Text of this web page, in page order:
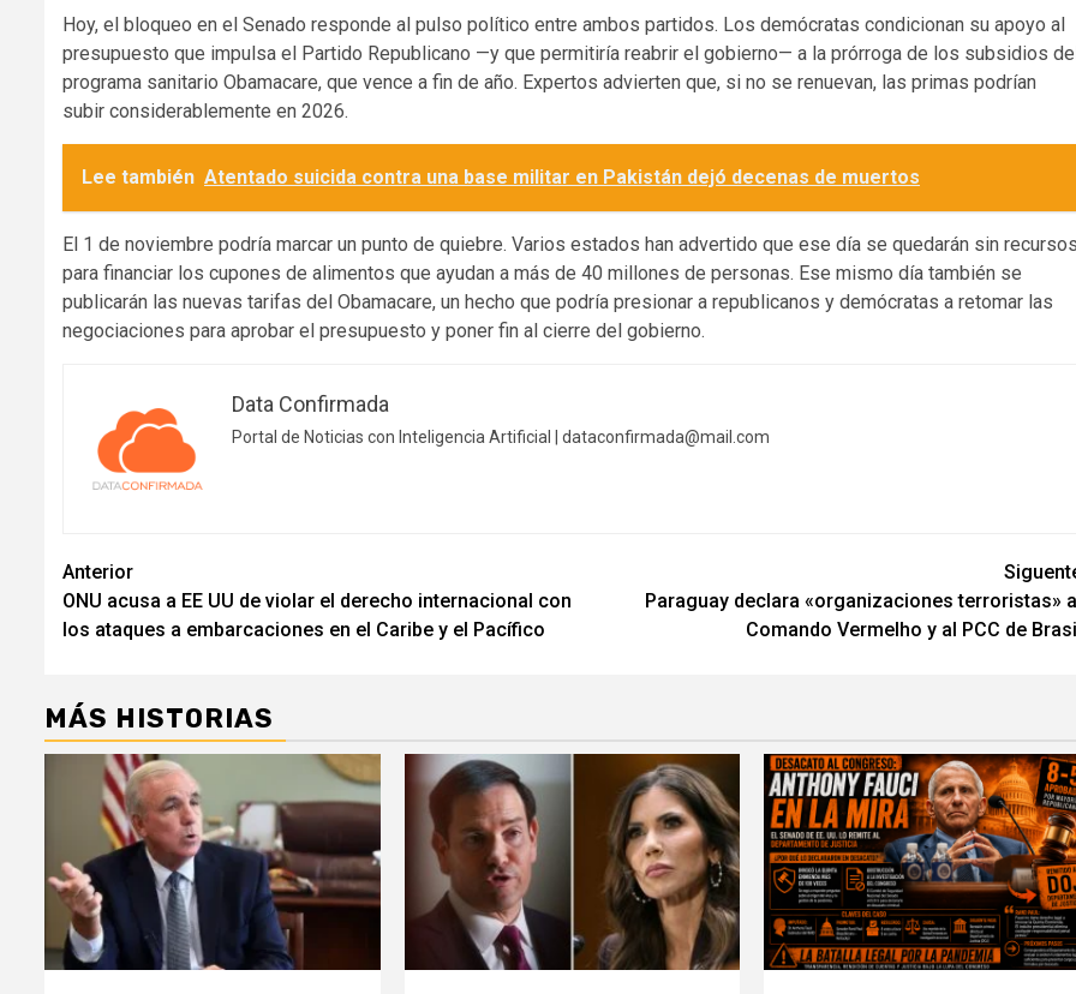
Hoy, el bloqueo en el Senado responde al pulso político entre ambos partidos. Los demócratas condicionan su apoyo al
presupuesto que impulsa el Partido Republicano —y que permitiría reabrir el gobierno— a la prórroga de los subsidios
programa sanitario Obamacare, que vence a fin de año. Expertos advierten que, si no se renuevan, las primas podrían
subir considerablemente en 2026.
Lee también Atentado suicida contra una base militar en Pakistán dejó decenas de muertos
El 1 de noviembre podría marcar un punto de quiebre. Varios estados han advertido que ese día se quedarán sin recursos
para financiar los cupones de alimentos que ayudan a más de 40 millones de personas. Ese mismo día también se
publicarán las nuevas tarifas del Obamacare, un hecho que podría presionar a republicanos y demócratas a retomar las
negociaciones para aprobar el presupuesto y poner fin al cierre del gobierno.
Data Confirmada
Portal de Noticias con Inteligencia Artificial | dataconfirmada@mail.com
Navegación
de
Anterior
ONU acusa a EE UU de violar el derecho internacional con
los ataques a embarcaciones en el Caribe y el Pacífico
Paraguay declara «organizaciones terroristas»
Comando Vermelho y al PCC de
MÁS HISTORIAS